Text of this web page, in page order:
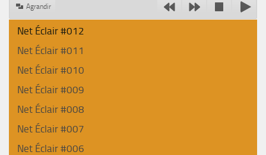
Agrandir
Net Éclair #012
Net Éclair #011
Net Éclair #010
Net Éclair #009
Net Éclair #008
Net Éclair #007
Net Éclair #006